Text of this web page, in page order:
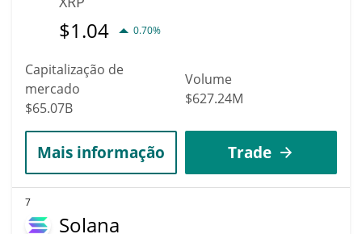
$1.04 0.70%
Capitalização de
mercado
$65.07B
Volume
$627.24M
Mais informação Trade
7
Solana